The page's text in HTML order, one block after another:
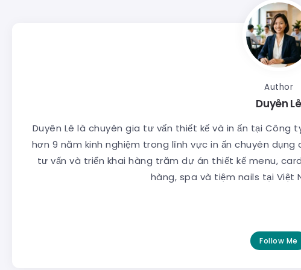
Author
Duyên Lê
Duyên Lê là chuyên gia tư vấn thiết kế và in ấn tại Công ty
hơn 9 năm kinh nghiệm trong lĩnh vực in ấn chuyên
tư vấn và triển khai hàng trăm dự án thiết kế menu,
hàng, spa và tiệm nails tại Việt
Follow Me